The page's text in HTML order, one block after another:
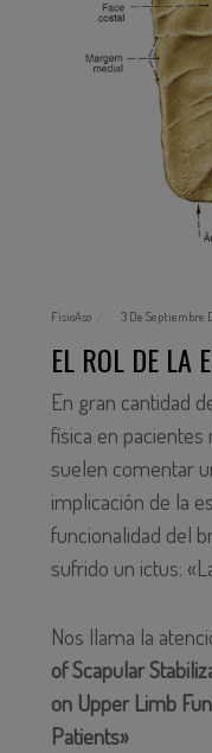
FisioAso 3 De Septiembre
EL ROL DE LA
En gran cantidad
física en
suelen comentar
implicación de la
funcionalidad del
sufrido un ictus:
Nos llama la
of Scapular
on Upper Limb
Patients»